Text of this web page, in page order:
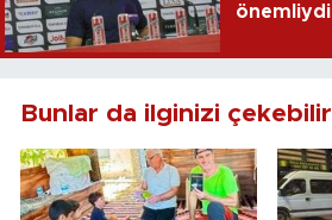
önemliydi
Bunlar da ilginizi çekebilir